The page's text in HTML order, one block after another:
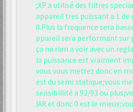
;XP a utilisé des filtres
appareil tres puissant a 1 de
0.Plus la frequence sera
ppareil sera performant sur
ça na rien a voir avec un
la puissance est vraiment
vous vous mettez donc en
est du semi statique;vous
sensibillité a 92/93 ou
IAR et donc 0 est le